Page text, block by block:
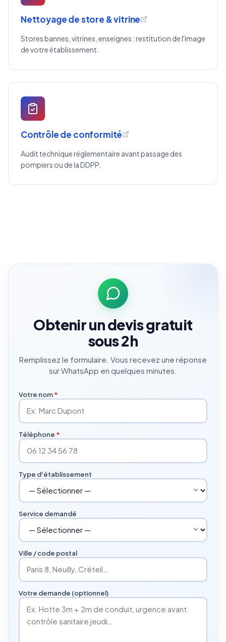
Nettoyage de store & vitrine
Stores bannes, vitrines, enseignes : restitution de l'image
de votre établissement.
Contrôle de conformité
Audit technique réglementaire avant passage des
pompiers ou de la DDPP.
Obtenir un devis gratuit
sous 2h
Remplissez le formulaire. Vous recevez une réponse
sur WhatsApp en quelques minutes.
Votre nom*
Téléphone *
Type d'établissement
Service demandé
Ville / code postal
Votre demande (optionnel)